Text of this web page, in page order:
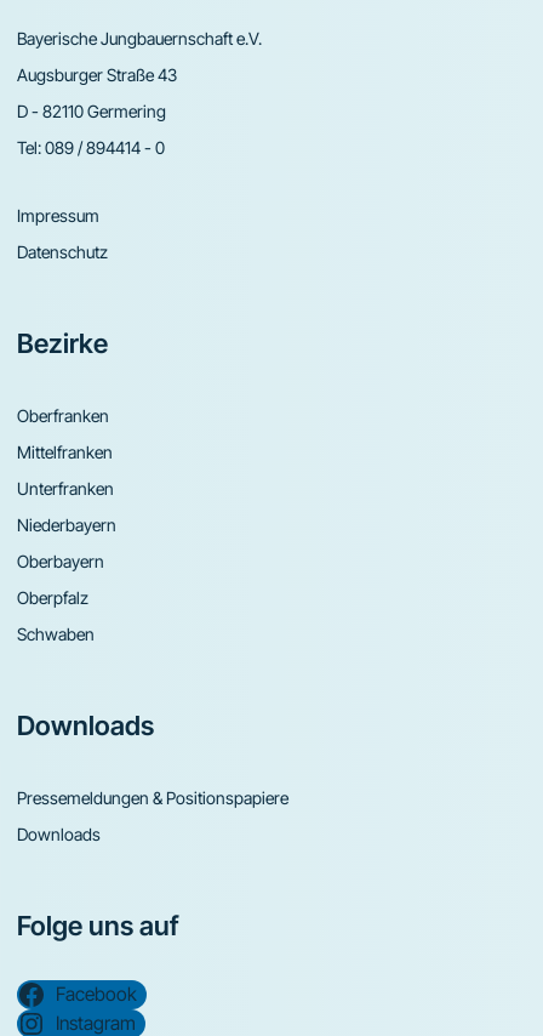
Bayerische Jungbauernschaft e.V.
Augsburger Straße 43
D - 82110 Germering
Tel:089 / 894414 - 0
Impressum
Datenschutz
Bezirke
Oberfranken
Mittelfranken
Unterfranken
Niederbayern
Oberbayern
Oberpfalz
Schwaben
Downloads
Pressemeldungen & Positionspapiere
Downloads
Folge uns auf
Facebook
Instagram